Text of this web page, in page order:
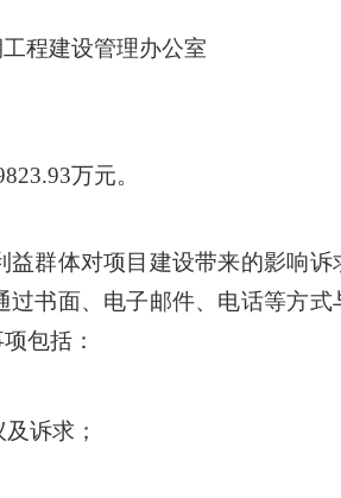
程建设管理办公室
万元。
群体对项目建设带来的影响诉
书面、电子邮件、电话等方
包括 ：
诉求；